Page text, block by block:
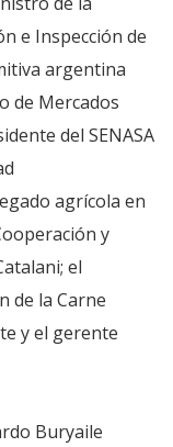
e Inspección de
argentina
de Mercados
del SENASA
agrícola en
y
el
de la Carne
y el gerente
Buryaile